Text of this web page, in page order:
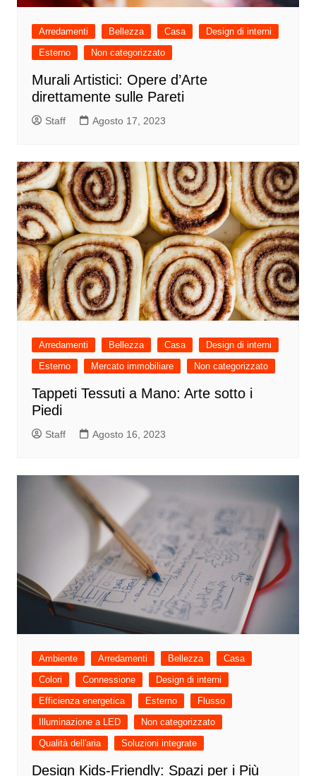
Arredamenti Bellezza Casa
Design di interni
Esterno
Non categorizzato
Murali Artistici: Opere d’Arte
direttamente sulle Pareti
Staff Agosto 17, 2023
Arredamenti Bellezza Casa
Design di interni
Esterno
Mercato immobiliare Non categorizzato
Tappeti Tessuti a Mano: Arte sotto i
Piedi
Staff Agosto 16, 2023
Ambiente Arredamenti Bellezza
Casa
Colori
Connessione
Design di interni
Efficienza energetica
Esterno
Flusso
Illuminazione a LED
Non categorizzato
Qualità dell'aria
Soluzioni integrate
Design Kids-Friendly: Spazi per i Più